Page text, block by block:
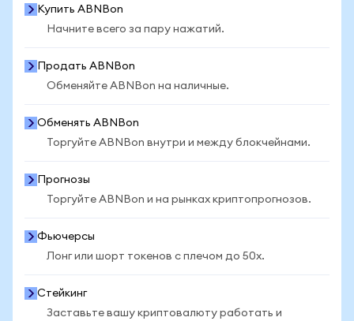
Купить ABNBon
Начните всего за пару нажатий.
Продать ABNBon
Обменяйте ABNBon на наличные.
Обменять ABNBon
Торгуйте ABNBon внутри и между блокчейнами.
Прогнозы
Торгуйте ABNBon и на рынках криптопрогнозов.
Фьючерсы
Лонг или шорт токенов с плечом до 50x.
Стейкинг
Заставьте вашу криптовалюту работать и